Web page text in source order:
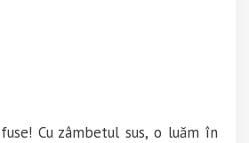
Cu zâmbetul sus, o luăm în